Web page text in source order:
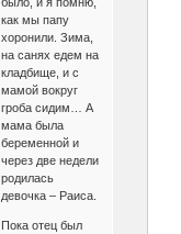
как мы папу
хоронили. Зима,
на санях едем на
кладбище, и с
мамой вокруг
гроба сидим… А
мама была
беременной и
через две недели
родилась
девочка – Раиса.
Пока отец был